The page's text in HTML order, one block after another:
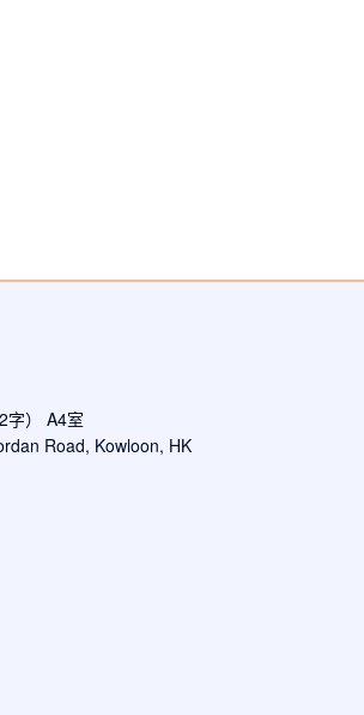
字） A4室
Road, Kowloon, HK